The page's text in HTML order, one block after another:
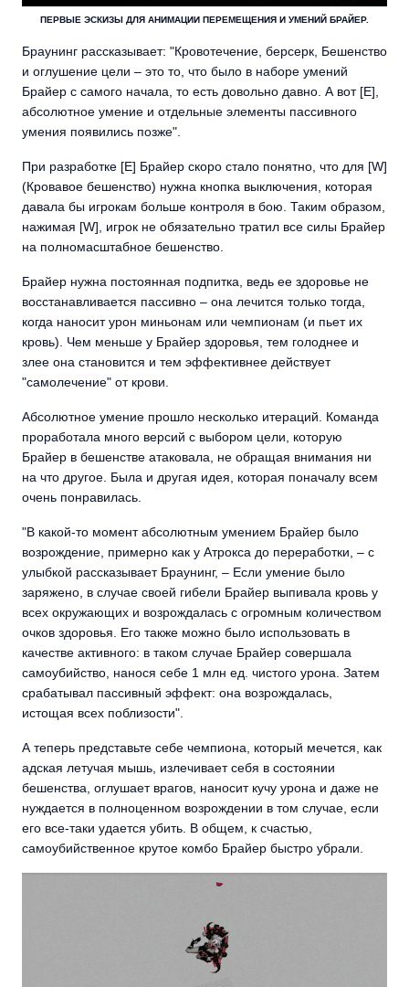
ПЕРВЫЕ ЭСКИЗЫ ДЛЯ АНИМАЦИИ ПЕРЕМЕЩЕНИЯ И УМЕНИЙ БРАЙЕР.
Браунинг рассказывает: "Кровотечение, берсерк, Бешенство
и оглушение цели – это то, что было в наборе умений
Брайер с самого начала, то есть довольно давно. А вот [E],
абсолютное умение и отдельные элементы пассивного
умения появились позже".
При разработке [E] Брайер скоро стало понятно, что для [W]
(Кровавое бешенство) нужна кнопка выключения, которая
давала бы игрокам больше контроля в бою. Таким образом,
нажимая [W], игрок не обязательно тратил все силы Брайер
на полномасштабное бешенство.
Брайер нужна постоянная подпитка, ведь ее здоровье не
восстанавливается пассивно – она лечится только тогда,
когда наносит урон миньонам или чемпионам (и пьет их
кровь). Чем меньше у Брайер здоровья, тем голоднее и
злее она становится и тем эффективнее действует
"самолечение" от крови.
Абсолютное умение прошло несколько итераций. Команда
проработала много версий с выбором цели, которую
Брайер в бешенстве атаковала, не обращая внимания ни
на что другое. Была и другая идея, которая поначалу всем
очень понравилась.
"В какой-то момент абсолютным умением Брайер было
возрождение, примерно как у Атрокса до переработки, – с
улыбкой рассказывает Браунинг, – Если умение было
заряжено, в случае своей гибели Брайер выпивала кровь у
всех окружающих и возрождалась с огромным количеством
очков здоровья. Его также можно было использовать в
качестве активного: в таком случае Брайер совершала
самоубийство, нанося себе 1 млн ед. чистого урона. Затем
срабатывал пассивный эффект: она возрождалась,
истощая всех поблизости".
А теперь представьте себе чемпиона, который мечется, как
адская летучая мышь, излечивает себя в состоянии
бешенства, оглушает врагов, наносит кучу урона и даже не
нуждается в полноценном возрождении в том случае, если
его все-таки удается убить. В общем, к счастью,
самоубийственное крутое комбо Брайер быстро убрали.